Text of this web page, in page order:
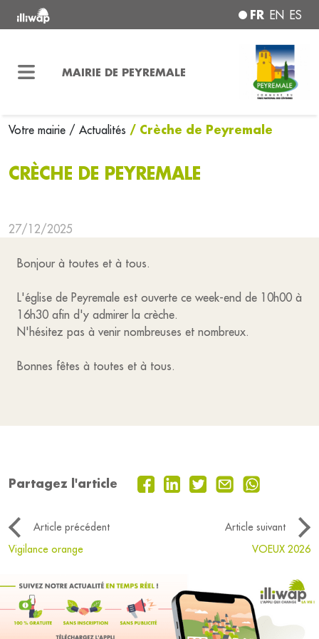
FR EN ES
MAIRIE DE PEYREMALE
Votre mairie / Actualités / Crèche de Peyremale
CRÈCHE DE PEYREMALE
27/12/2025
Bonjour à toutes et à tous.
L'église de Peyremale est ouverte ce week-end de 10h00 à
16h30 afin d'y admirer la crèche.
N'hésitez pas à venir nombreuses et nombreux.
Bonnes fêtes à toutes et à tous.
Partagez l'article
Article précédent
Article suivant
Vigilance orange
VOEUX 2026